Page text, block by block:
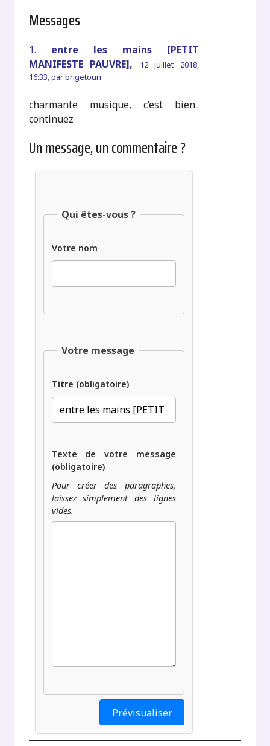
Messages
1.
entre les mains [PETIT
MANIFESTE PAUVRE],
12 juillet 2018,
16:33,parbrigetoun
charmante musique, c’est bien..
continuez
Un message, un commentaire ?
Qui êtes-vous ?
Votre nom
Votre message
Titre (obligatoire)
Texte de votre message
(obligatoire)
Pour créer des paragraphes,
laissez simplement des lignes
vides.